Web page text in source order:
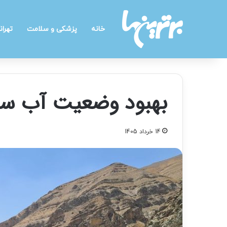
خانه پزشکی و سلامت
بهبود وضعیت آب سد
14 خرداد 1405